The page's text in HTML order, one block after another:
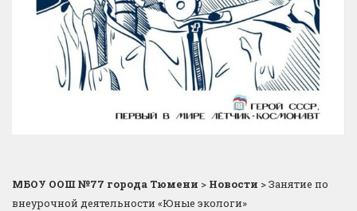
МБОУ ООШ №77 города Тюмени > Новости >Занятие по
внеурочной деятельности «Юные экологи»